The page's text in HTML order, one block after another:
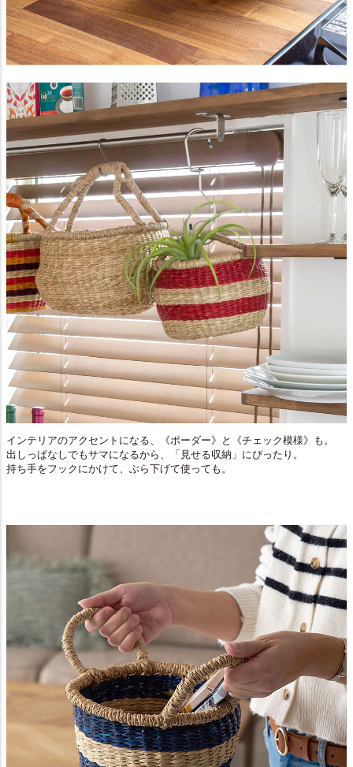
インテリアのアクセントになる、《ボーダー》と《チェック模様》も。
出しっぱなしでもサマになるから、「見せる収納」にぴったり。
持ち手をフックにかけて、ぶら下げて使っても。